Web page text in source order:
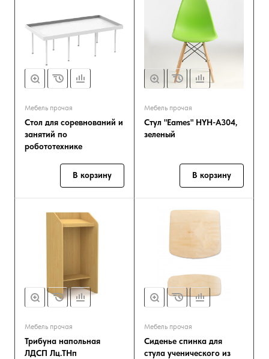
Мебель прочая
Стол для соревнований и
занятий по
робототехнике
В корзину
Мебель прочая
Стул "Eames" HYH-A304,
зеленый
В корзину
Мебель прочая
Трибуна напольная
ЛДСП Лц.ТНп
Мебель прочая
Сиденье спинка для
стула ученического из